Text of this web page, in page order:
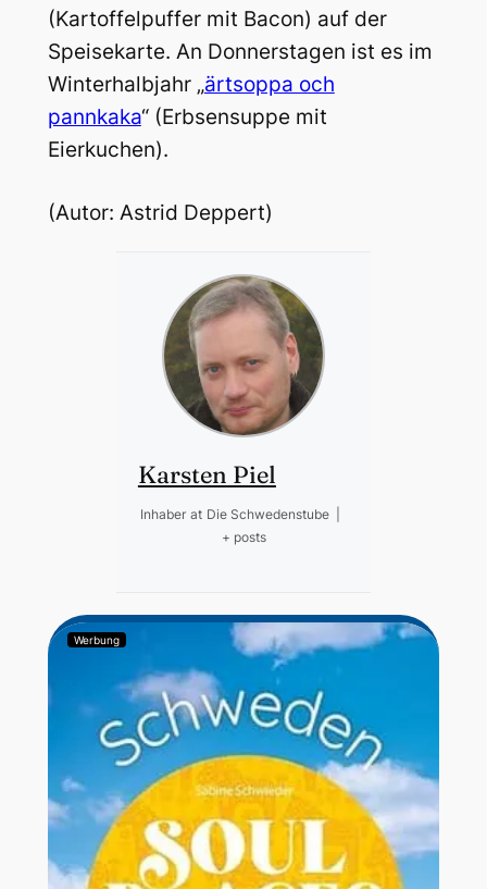
(Kartoffelpuffer mit Bacon) auf der
Speisekarte. An Donnerstagen ist es im
Winterhalbjahr „ärtsoppa och
pannkaka“ (Erbsensuppe mit
Eierkuchen).
(Autor: Astrid Deppert)
Karsten Piel
Inhaber at Die Schwedenstube
+ posts
Werbung